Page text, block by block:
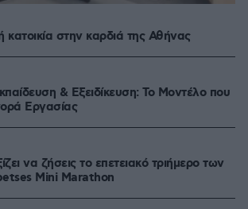
κατοικία στην καρδιά της Αθήνας
& Εξειδίκευση: Το Mοντέλο που
Eργασίας
να ζήσεις το επετειακό τριήμερο των
Mini Marathon